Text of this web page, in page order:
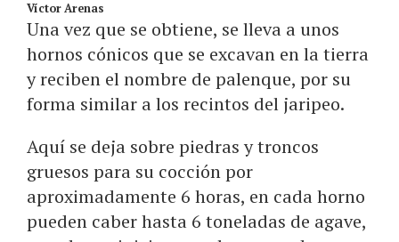
Víctor Arenas
Una vez que se obtiene, se lleva a unos
hornos cónicos que se excavan en la tierra
y reciben el nombre de palenque, por su
forma similar a los recintos del jaripeo.
Aquí se deja sobre piedras y troncos
gruesos para su cocción por
aproximadamente 6 horas, en cada horno
pueden caber hasta 6 toneladas de agave,